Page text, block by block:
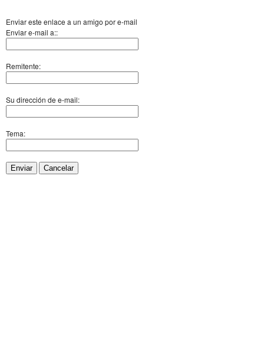
Enviar este enlace a un amigo por e-mail
Enviar e-mail a::
Remitente:
Su dirección de e-mail:
Tema:
Enviar Cancelar